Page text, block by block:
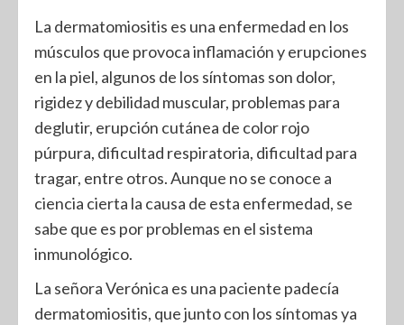
La dermatomiositis es una enfermedad en los
músculos que provoca inflamación y erupciones
en la piel, algunos de los síntomas son dolor,
rigidez y debilidad muscular, problemas para
deglutir, erupción cutánea de color rojo
púrpura, dificultad respiratoria, dificultad para
tragar, entre otros. Aunque no se conoce a
ciencia cierta la causa de esta enfermedad, se
sabe que es por problemas en el sistema
inmunológico.
La señora Verónica es una paciente padecía
dermatomiositis, que junto con los síntomas ya